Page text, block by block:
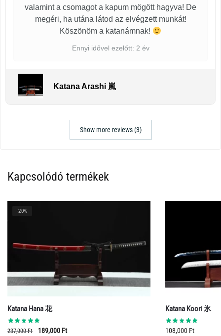
valamint a csomagot a kapum mögött hagyva! De
megéri, ha utána látod az elvégzett munkát!
Köszönöm a katanámnak!
Ennyi idővel ezelőtt: 2 év
Katana Arashi 嵐
Show more reviews (3)
Kapcsolódó termékek
-20%
Katana Hana 花
237,000Ft
Original
189,000 FtCurrent
Katana Koori 氷
108,000 Ft